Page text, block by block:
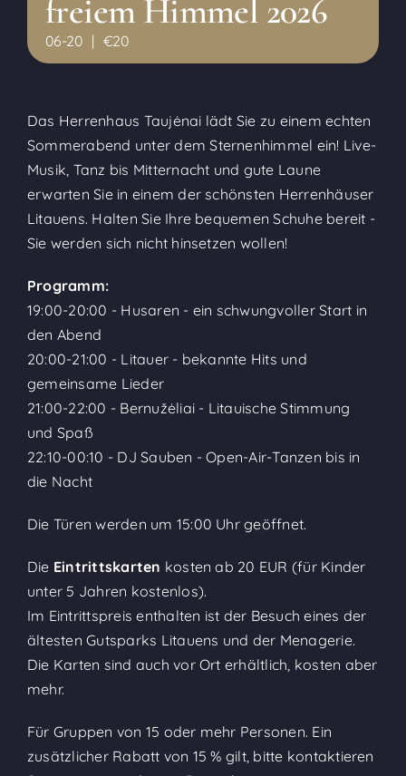
freiem Himmel 2026
06-20 | €20
Das Herrenhaus Taujėnai lädt Sie zu einem echten
Sommerabend unter dem Sternenhimmel ein! Live-
Musik, Tanz bis Mitternacht und gute Laune
erwarten Sie in einem der schönsten Herrenhäuser
Litauens. Halten Sie Ihre bequemen Schuhe bereit -
Sie werden sich nicht hinsetzen wollen!
Programm:
19:00-20:00 - Husaren - ein schwungvoller Start in
den Abend
20:00-21:00 - Litauer - bekannte Hits und
gemeinsame Lieder
21:00-22:00 - Bernužėliai - Litauische Stimmung
und Spaß
22:10-00:10 - DJ Sauben - Open-Air-Tanzen bis in
die Nacht
Die Türen werden um 15:00 Uhr geöffnet.
Die Eintrittskarten kosten ab 20 EUR (für Kinder
unter 5 Jahren kostenlos).
Im Eintrittspreis enthalten ist der Besuch eines der
ältesten Gutsparks Litauens und der Menagerie.
Die Karten sind auch vor Ort erhältlich, kosten aber
mehr.
Für Gruppen von 15 oder mehr Personen. Ein
zusätzlicher Rabatt von 15 % gilt, bitte kontaktieren